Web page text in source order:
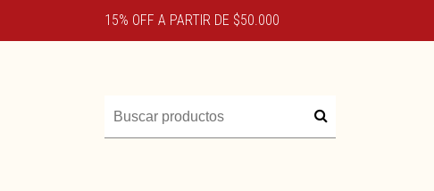
15% OFF A PARTIR DE $50.000